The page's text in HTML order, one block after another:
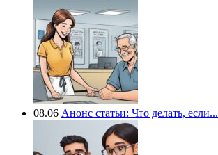
08.06 Анонс статьи: Что делать, если...